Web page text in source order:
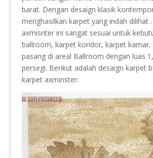
barat. Dengan desaign klasik
menghasilkan karpet yang indah dilihat
axmisnter ini sangat sesuai untuk
ballroom, karpet koridor, karpet kamar.
pasang di areal Ballroom dengan luas
persegi. Berikut adalah desaign karpet
karpet axminster: